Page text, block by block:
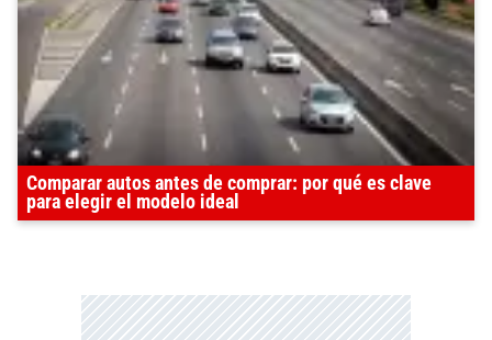
Comparar autos antes de comprar: por qué es clave
para elegir el modelo ideal